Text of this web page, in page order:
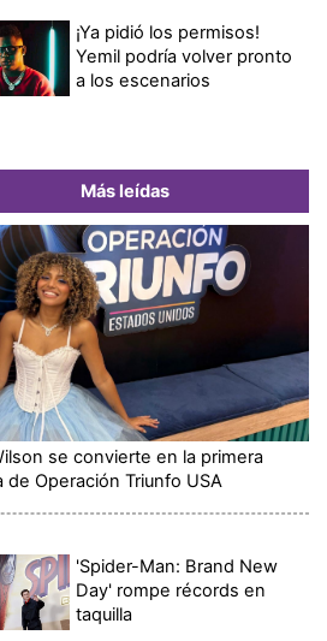
¡Ya pidió los permisos!
Yemil podría volver pronto
a los escenarios
Más leídas
se convierte en la primera
de Operación Triunfo USA
'Spider-Man: Brand New
Day' rompe récords en
taquilla